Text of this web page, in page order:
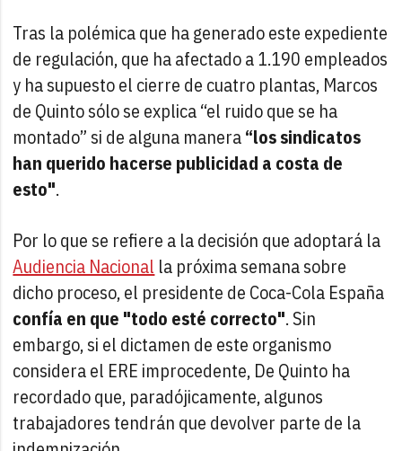
Tras la polémica que ha generado este expediente
de regulación, que ha afectado a 1.190 empleados
y ha supuesto el cierre de cuatro plantas, Marcos
de Quinto sólo se explica “el ruido que se ha
montado” si de alguna manera“los sindicatos
han querido hacerse publicidad a costa de
esto".
Por lo que se refiere a la decisión que adoptará la
Audiencia Nacional la próxima semana sobre
dicho proceso, el presidente de Coca-Cola España
confía en que "todo esté correcto". Sin
embargo, si el dictamen de este organismo
considera el ERE improcedente, De Quinto ha
recordado que, paradójicamente, algunos
trabajadores tendrán que devolver parte de la